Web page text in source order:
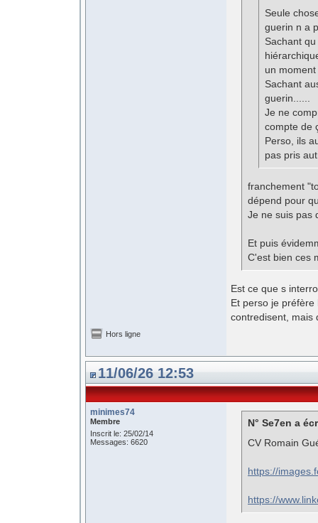
Seule
guerin n a
Sachant
un
Sachant
guerin......
Je ne
compte de
Perso, ils
pas pris
franchement
dépend pour
Je ne suis pas
Et puis
C'est bien ces
Est ce que s
Et perso je
contredisent, mais
Hors ligne
11/06/26 12:53
minimes74
Membre
Inscrit le: 25/02/14
Messages: 6620
N° Se7en a
CV Romain
https://
https://